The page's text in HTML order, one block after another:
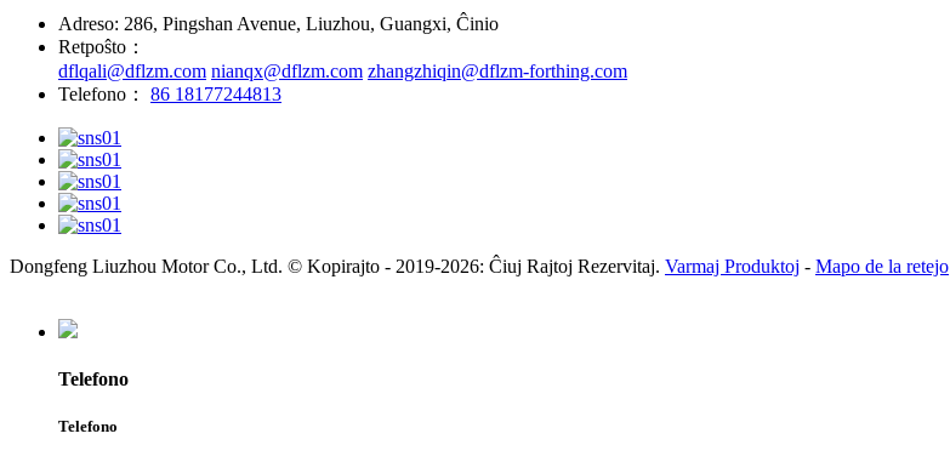
Adreso: 286, Pingshan Avenue, Liuzhou, Guangxi, Ĉinio
Retpoŝto：
dflqali@dflzm.com nianqx@dflzm.com zhangzhiqin@dflzm-forthing.com
Telefono：
86 18177244813
Dongfeng Liuzhou Motor Co., Ltd. © Kopirajto - 2019-2026: Ĉiuj Rajtoj Rezervitaj. Varmaj Produktoj - Mapo de la retejo
Telefono
Telefono